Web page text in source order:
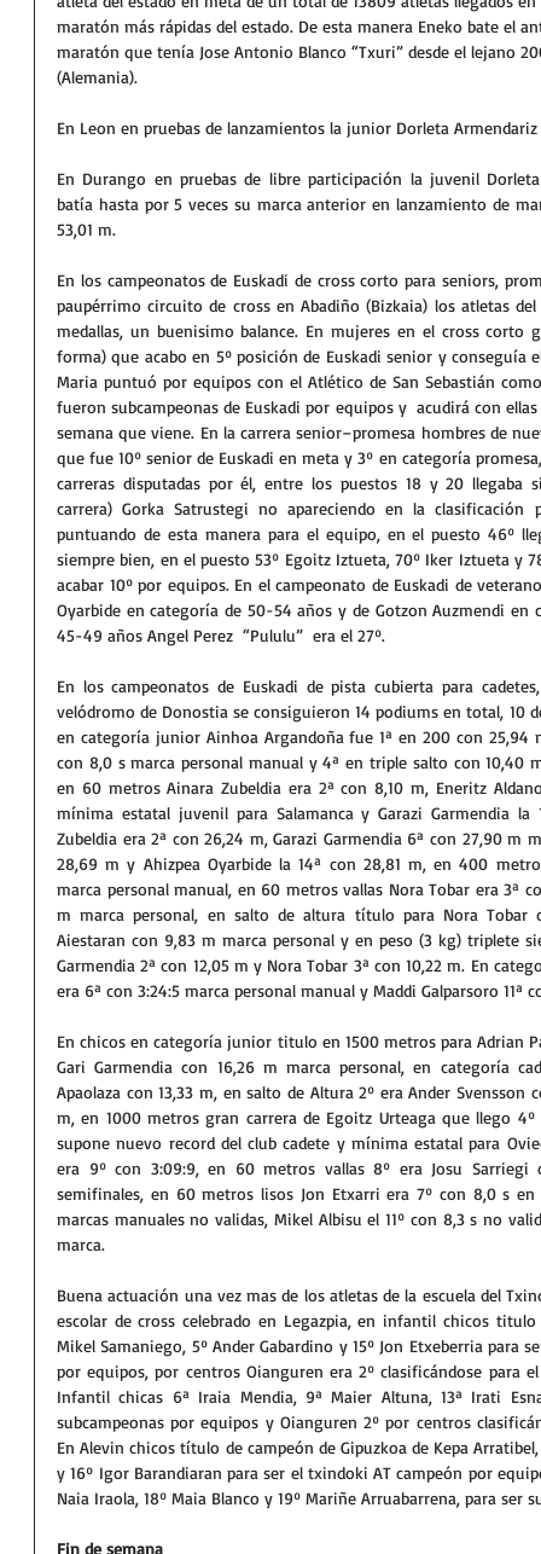
maratón más rápidas del estado. De esta manera Eneko bate el
maratón que tenía Jose Antonio Blanco “Txuri” desde el lejano
(Alemania).
En Leon en pruebas de lanzamientos la junior Dorleta
En Durango en pruebas de libre participación la juvenil
batía hasta por 5 veces su marca anterior en lanzamiento de
53,01 m.
En los campeonatos de Euskadi de cross corto para seniors,
paupérrimo circuito de cross en Abadiño (Bizkaia) los atletas
medallas, un buenisimo balance. En mujeres en el cross corto
forma) que acabo en 5º posición de Euskadi senior y conseguía
Maria puntuó por equipos con el Atlético de San Sebastián
fueron subcampeonas de Euskadi por equipos y  acudirá con
semana que viene. En la carrera senior–promesa hombres de
que fue 10º senior de Euskadi en meta y 3º en categoría
carreras disputadas por él, entre los puestos 18 y 20 llegaba
carrera) Gorka Satrustegi no apareciendo en la
puntuando de esta manera para el equipo, en el puesto 46º
siempre bien, en el puesto 53º Egoitz Iztueta, 70º Iker Iztueta y
acabar 10º por equipos. En el campeonato de Euskadi de
Oyarbide en categoría de 50-54 años y de Gotzon Auzmendi
45-49 años Angel Perez  “Pululu”  era el 27º.
En los campeonatos de Euskadi de pista cubierta para
velódromo de Donostia se consiguieron 14 podiums en total, 10
en categoría junior Ainhoa Argandoña fue 1ª en 200 con 25,94
con 8,0 s marca personal manual y 4ª en triple salto con 10,40
en 60 metros Ainara Zubeldia era 2ª con 8,10 m, Eneritz
mínima estatal juvenil para Salamanca y Garazi Garmendia
Zubeldia era 2ª con 26,24 m, Garazi Garmendia 6ª con 27,90 m
28,69 m y Ahizpea Oyarbide la 14ª con 28,81 m, en 400
marca personal manual, en 60 metros vallas Nora Tobar era 3ª
m marca personal, en salto de altura título para Nora
Aiestaran con 9,83 m marca personal y en peso (3 kg) triplete
Garmendia 2ª con 12,05 m y Nora Tobar 3ª con 10,22 m. En
era 6ª con 3:24:5 marca personal manual y Maddi Galparsoro 11ª
En chicos en categoría junior titulo en 1500 metros para Adrian
Gari Garmendia con 16,26 m marca personal, en categoría
Apaolaza con 13,33 m, en salto de Altura 2º era Ander Svensson
m, en 1000 metros gran carrera de Egoitz Urteaga que llego
supone nuevo record del club cadete y mínima estatal para
era 9º con 3:09:9, en 60 metros vallas 8º era Josu
semifinales, en 60 metros lisos Jon Etxarri era 7º con 8,0 s
marcas manuales no validas, Mikel Albisu el 11º con 8,3 s no
marca.
Buena actuación una vez mas de los atletas de la escuela del
escolar de cross celebrado en Legazpia, en infantil chicos
Mikel Samaniego, 5º Ander Gabardino y 15º Jon Etxeberria para
por equipos, por centros Oianguren era 2º clasificándose para
Infantil chicas 6ª Iraia Mendia, 9ª Maier Altuna, 13ª Irati
subcampeonas por equipos y Oianguren 2º por centros
En Alevin chicos título de campeón de Gipuzkoa de Kepa
y 16º Igor Barandiaran para ser el txindoki AT campeón por
Naia Iraola, 18º Maia Blanco y 19º Mariñe Arruabarrena, para ser
Fin de semana